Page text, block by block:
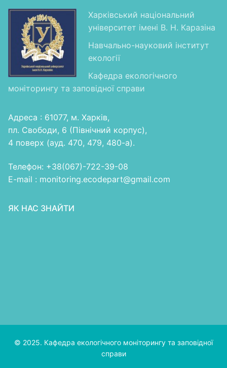
Харківський національний
університет імені В. Н. Каразіна
Навчально-науковий інститут
екології
Кафедра екологічного
моніторингу та заповідної справи
Адреса : 61077, м. Харків,
пл. Свободи, 6 (Північний корпус),
4 поверх (ауд. 470, 479, 480-а).
Телефон: +38(067)-722-39-08
E-mail : monitoring.ecodepart@gmail.com
ЯК НАС ЗНАЙТИ
© 2025. Кафедра екологічного моніторингу та заповідної
справи